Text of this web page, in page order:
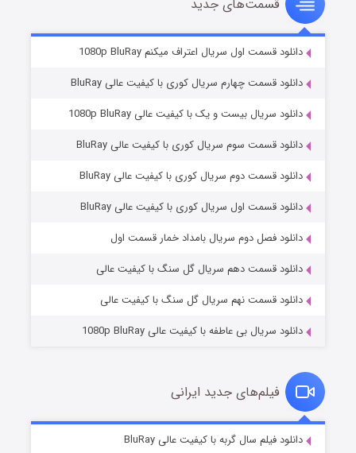
سریال زشت
قسمت۲ (زیرنویس) منتشر شد
مردگان متحرک: شهر مرده ۳
قسمت۲ (زیرنویس) منتشر شد
قسمت۷ (زیرنویس) منتشر شد
قسمت‌های جدید
دانلود قسمت اول سریال اعتراف میکنم 1080p BluRay
دانلود قسمت چهارم سریال کوری با کیفیت عالی BluRay
دانلود سریال بیست و یک با کیفیت عالی 1080p BluRay
دانلود قسمت سوم سریال کوری با کیفیت عالی BluRay
دانلود قسمت دوم سریال کوری با کیفیت عالی BluRay
دانلود قسمت اول سریال کوری با کیفیت عالی BluRay
دانلود فصل دوم سریال بامداد خمار قسمت اول
دانلود قسمت دهم سریال گل سنگ با کیفیت عالی
دانلود قسمت نهم سریال گل سنگ با کیفیت عالی
دانلود سریال بی عاطفه با کیفیت عالی 1080p BluRay
فیلم‌های جدید ایرانی
دانلود فیلم سال گربه با کیفیت عالی BluRay